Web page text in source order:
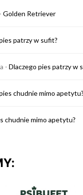
- Golden Retriever
patrzy w sufit?
- Dlaczego pies patrzy w
chudnie mimo apetytu?
chudnie mimo apetytu?